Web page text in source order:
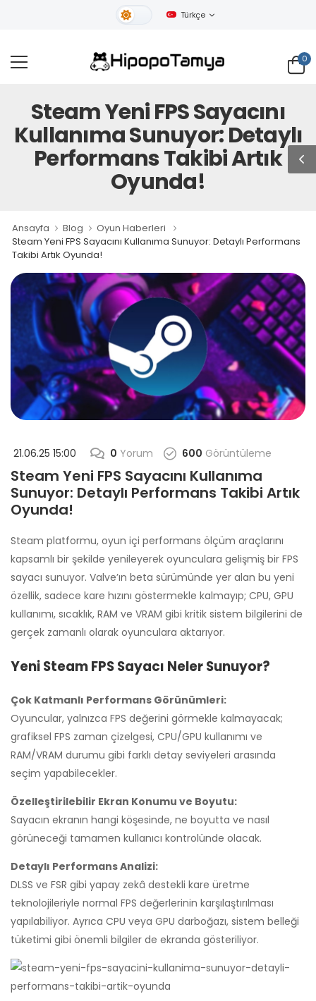
Gündüz Tema
Türkçe
0
Steam Yeni FPS Sayacını
Kullanıma Sunuyor: Detaylı
Performans Takibi Artık
Oyunda!
Ansayfa Blog
Oyun Haberleri
Steam Yeni FPS Sayacını Kullanıma Sunuyor: Detaylı Performans
Takibi Artık Oyunda!
21.06.25 15:00 0 Yorum 600 Görüntüleme
Steam Yeni FPS Sayacını Kullanıma
Sunuyor: Detaylı Performans Takibi Artık
Oyunda!
Steam platformu, oyun içi performans ölçüm araçlarını
kapsamlı bir şekilde yenileyerek oyunculara gelişmiş bir FPS
sayacı sunuyor. Valve’ın beta sürümünde yer alan bu yeni
özellik, sadece kare hızını göstermekle kalmayıp; CPU, GPU
kullanımı, sıcaklık, RAM ve VRAM gibi kritik sistem bilgilerini de
gerçek zamanlı olarak oyunculara aktarıyor.
Yeni Steam FPS Sayacı Neler Sunuyor?
Çok Katmanlı Performans Görünümleri:
Oyuncular, yalnızca FPS değerini görmekle kalmayacak;
grafiksel FPS zaman çizelgesi, CPU/GPU kullanımı ve
RAM/VRAM durumu gibi farklı detay seviyeleri arasında
seçim yapabilecekler.
Özelleştirilebilir Ekran Konumu ve Boyutu:
Sayacın ekranın hangi köşesinde, ne boyutta ve nasıl
görüneceği tamamen kullanıcı kontrolünde olacak.
Detaylı Performans Analizi:
DLSS ve FSR gibi yapay zekâ destekli kare üretme
teknolojileriyle normal FPS değerlerinin karşılaştırılması
yapılabiliyor. Ayrıca CPU veya GPU darboğazı, sistem belleği
tüketimi gibi önemli bilgiler de ekranda gösteriliyor.